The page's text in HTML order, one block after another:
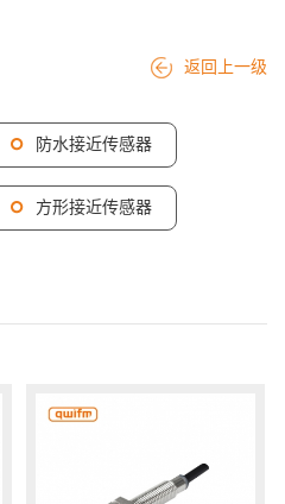
返回上一级
防水接近传感器
方形接近传感器